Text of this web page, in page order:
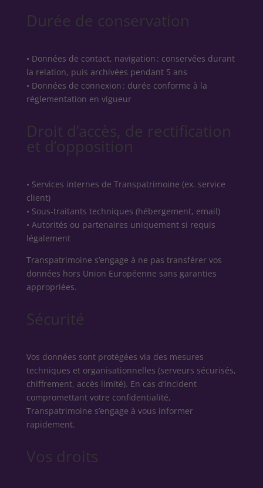
Durée de conservation
• Données de contact, navigation : conservées durant
la relation, puis archivées pendant 5 ans
• Données de connexion : durée conforme à la
réglementation en vigueur
Droit d’accès, de rectification
et d’opposition
• Services internes de Transpatrimoine (ex. service
client)
• Sous‑traitants techniques (hébergement, email)
• Autorités ou partenaires uniquement si requis
légalement
Transpatrimoine s’engage à ne pas transférer vos
données hors Union Européenne sans garanties
appropriées.
Sécurité
Vos données sont protégées via des mesures
techniques et organisationnelles (serveurs sécurisés,
chiffrement, accès limité). En cas d’incident
compromettant votre confidentialité,
Transpatrimoine s’engage à vous informer
rapidement.
Vos droits